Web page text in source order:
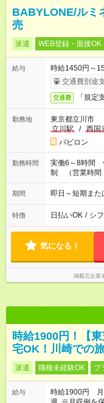
BABYLONE/ル
売
派遣 WEB登録・面接OK
給与
時給1450円～
交通費別途
交通費 「規定
勤務地
東京都立川市
立川駅
/ 西国
バビロン
勤務時間
実働6～8時間
制 （営業時間
期間 即日～短期ま
特徴 日払いOK / シ
気になる！
掲載元企業
時給1900円！【
宅OK！川崎での
派遣 職種未経験OK ブ
給与
時給1900円 月